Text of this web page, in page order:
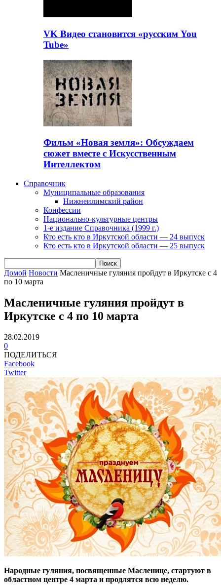
VK Видео становится «русским You
Tube»
Фильм «Новая земля»: Обсуждаем
сюжет вместе с Искусственным
Интеллектом
Справочник
Муниципальные образования
Нижнеилимский район
Конфессии
Национально-культурные центры
1-е издание Справочника (1999 г.)
Кто есть кто в Иркутской области — 24 выпуск
Кто есть кто в Иркутской области — 25 выпуск
Домой Новости Масленичные гуляния пройдут в Иркутске с 4
по 10 марта
Масленичные гуляния пройдут в
Иркутске с 4 по 10 марта
28.02.2019
0
ПОДЕЛИТЬСЯ
Facebook
Twitter
Народные гуляния, посвященные Масленице, стартуют в
областном центре 4 марта и продлятся всю неделю.